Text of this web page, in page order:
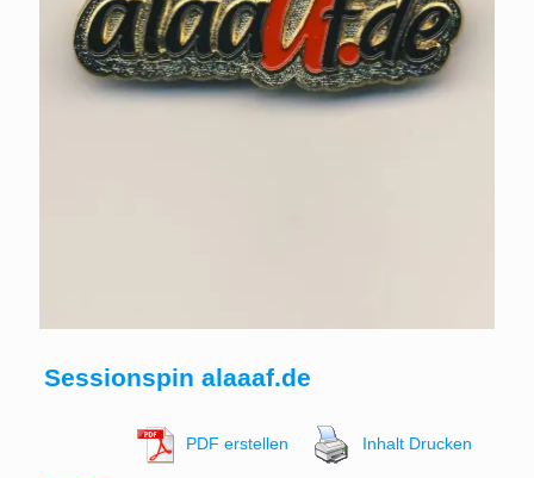
Sessionspin alaaaf.de
PDF erstellen Inhalt Drucken